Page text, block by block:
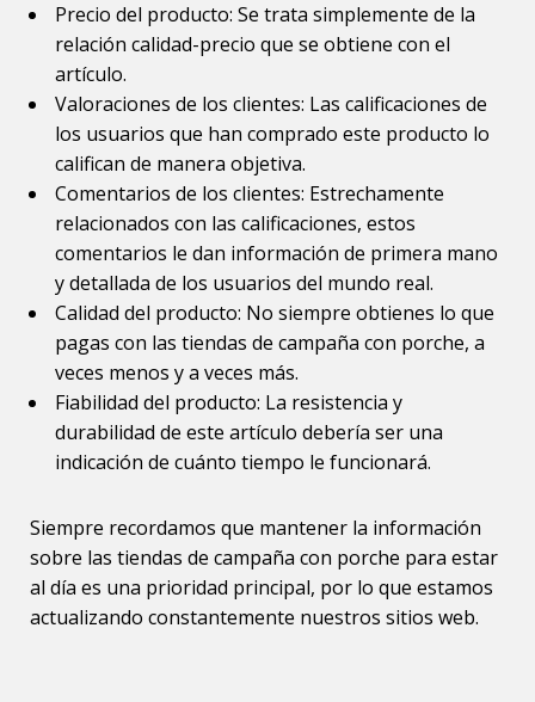
Precio del producto: Se trata simplemente de la
relación calidad-precio que se obtiene con el
artículo.
Valoraciones de los clientes: Las calificaciones de
los usuarios que han comprado este producto lo
califican de manera objetiva.
Comentarios de los clientes: Estrechamente
relacionados con las calificaciones, estos
comentarios le dan información de primera mano
y detallada de los usuarios del mundo real.
Calidad del producto: No siempre obtienes lo que
pagas con las tiendas de campaña con porche, a
veces menos y a veces más.
Fiabilidad del producto: La resistencia y
durabilidad de este artículo debería ser una
indicación de cuánto tiempo le funcionará.
Siempre recordamos que mantener la información
sobre las tiendas de campaña con porche para estar
al día es una prioridad principal, por lo que estamos
actualizando constantemente nuestros sitios web.